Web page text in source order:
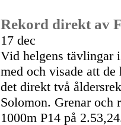
Rekord direkt av
17 dec
Vid helgens tävlingar
med och visade att de
det direkt två
Solomon. Grenar och
1000m P14 på